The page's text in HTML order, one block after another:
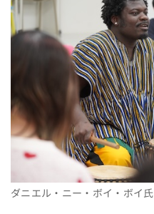
ダニエル・ニー・ボイ・ボイ氏